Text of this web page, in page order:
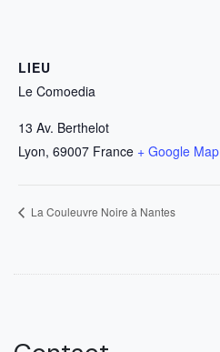
LIEU
Le Comoedia
13 Av. Berthelot
Lyon, 69007 France + Google Map
La Couleuvre Noire à Nantes